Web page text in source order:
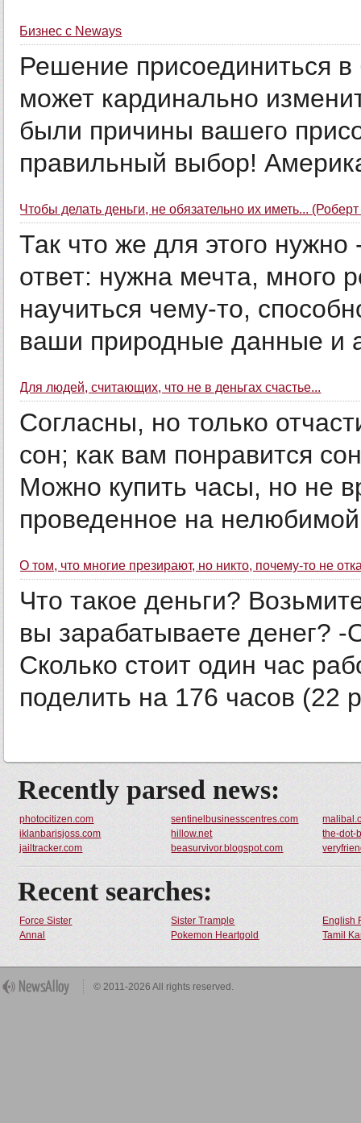
Бизнес с Neways
Решение присоединиться
может кардинально
были причины вашего
правильный выбор!
Чтобы делать деньги, не обязательно их иметь...
Так что же для этого
ответ: нужна мечта, много
научиться чему-то,
ваши природные данные и
Для людей, считающих, что не в деньгах счастье...
Согласны, но только
сон; как вам понравится
Можно купить часы, но не
проведенное на
О том, что многие презирают, но никто, почему-то не
Что такое деньги?
вы зарабатываете денег?
Сколько стоит один час
поделить на 176 часов (22
Recently parsed news:
photocitizen.com sentinelbusinesscentres.com
iklanbarisjoss.com
hillow.net
the-dot-
jailtracker.com
beasurvivor.blogspot.com
Recent searches:
Force Sister Sister Trample
English
Annal
Pokemon Heartgold Tamil
© 2011-2026 All rights reserved.